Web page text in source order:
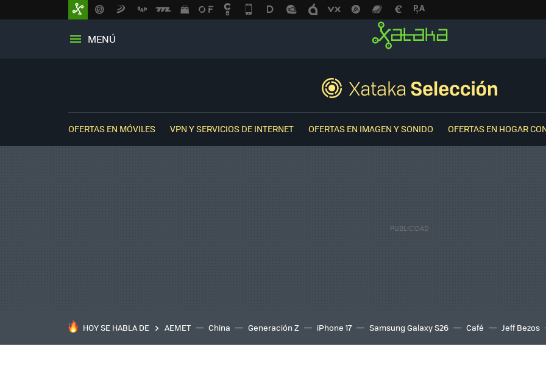
MENÚ
OFERTAS EN MÓVILES VPN Y SERVICIOS DE INTERNET OFERTAS EN IMAGEN Y SONIDO OFERTAS EN HOGAR
HOY SE HABLA DE AEMET China Generación Z iPhone 17 Samsung Galaxy S26 Café Jeff Bezos